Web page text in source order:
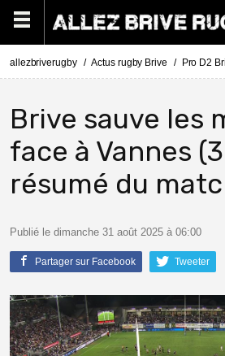
allezbriverugby Actus rugby Brive Pro D2
Brive sauve les
face à Vannes
résumé du
Publié le dimanche 31 août 2025 à 06:00
Partager sur Facebook Tweeter